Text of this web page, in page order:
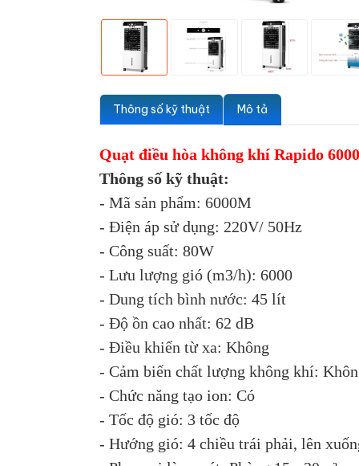
Thông số kỹ thuật Mô tả
Quạt điều hòa không khí Rapido
Thông số kỹ thuật:
- Mã sản phẩm: 6000M
- Điện áp sử dụng: 220V/ 50Hz
- Công suất: 80W
- Lưu lượng gió (m3/h): 6000
- Dung tích bình nước: 45 lít
- Độ ồn cao nhất: 62 dB
- Điều khiển từ xa: Không
- Cảm biến chất lượng không khí:
- Chức năng tạo ion: Có
- Tốc độ gió: 3 tốc độ
- Hướng gió: 4 chiều trái phải, lên